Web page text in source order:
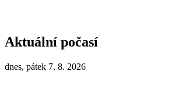
Aktuální počasí
dnes, pátek 7. 8. 2026